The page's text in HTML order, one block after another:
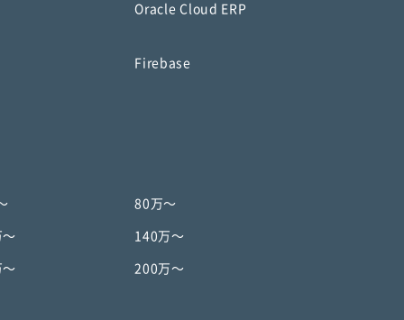
Oracle Cloud ERP
Firebase
80万〜
〜 140万〜
〜 200万〜